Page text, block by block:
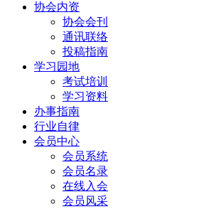
协会内资
协会会刊
通讯联络
投稿指南
学习园地
考试培训
学习资料
办事指南
行业自律
会员中心
会员系统
会员名录
在线入会
会员风采